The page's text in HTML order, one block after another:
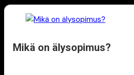
Mikä on älysopimus?